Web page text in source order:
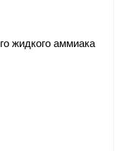
жидкого аммиака